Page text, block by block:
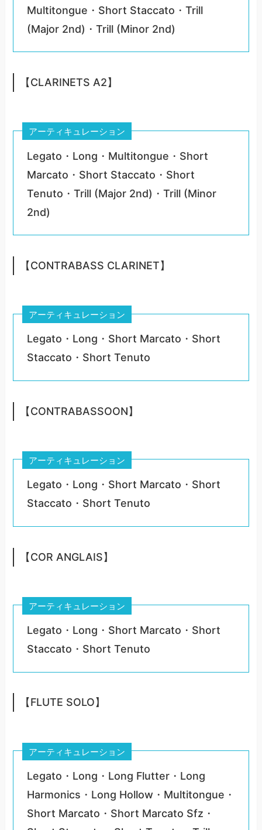
Multitongue・Short Staccato・Trill
(Major 2nd)・Trill (Minor 2nd)
【CLARINETS A2】
アーティキュレーション
Legato・Long・Multitongue・Short
Marcato・Short Staccato・Short
Tenuto・Trill (Major 2nd)・Trill (Minor
2nd)
【CONTRABASS CLARINET】
アーティキュレーション
Legato・Long・Short Marcato・Short
Staccato・Short Tenuto
【CONTRABASSOON】
アーティキュレーション
Legato・Long・Short Marcato・Short
Staccato・Short Tenuto
【COR ANGLAIS】
アーティキュレーション
Legato・Long・Short Marcato・Short
Staccato・Short Tenuto
【FLUTE SOLO】
アーティキュレーション
Legato・Long・Long Flutter・Long
Harmonics・Long Hollow・Multitongue・
Short Marcato・Short Marcato Sfz・